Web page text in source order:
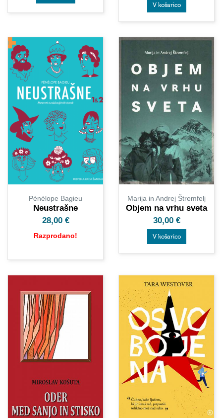
V košarico
Pénélope Bagieu
Neustrašne
28,00 €
Razprodano!
Marija in Andrej Štremfelj
Objem na vrhu sveta
30,00 €
V košarico